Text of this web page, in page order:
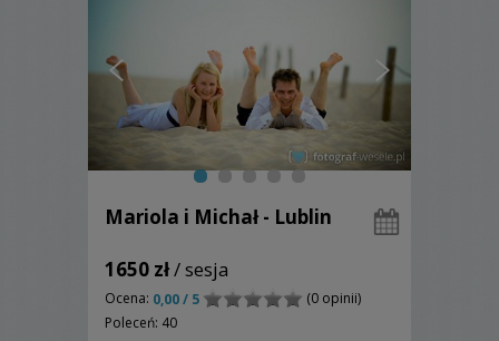
Mariola i Michał - Lublin
1650 zł/ sesja
Ocena: 0,00 / 5
(0 opinii)
Poleceń: 40